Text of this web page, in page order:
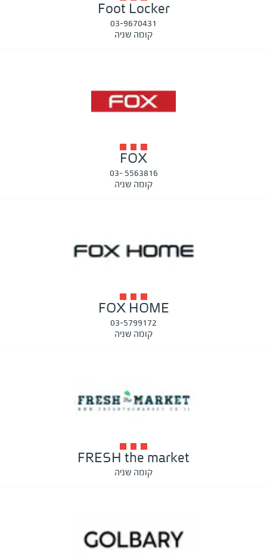
Foot Locker
03-9670431
קומה שניה
FOX
5563816 -03
קומה שניה
FOX HOME
03-5799172
קומה שניה
FRESH the market
קומה שניה